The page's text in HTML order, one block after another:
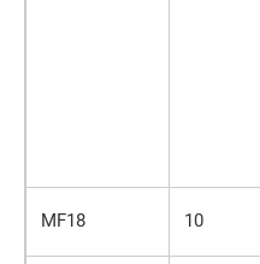
MF18 10